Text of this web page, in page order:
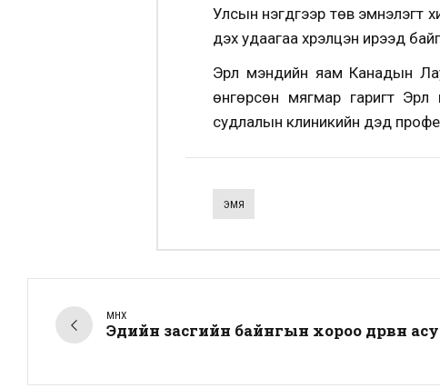
Улсын нэгдүгээр төв
дэх удаагаа хүрэлцэн ирээд
Эрүүл мэндийн яам Канадын
өнгөрсөн мягмар гаригт
судлалын клиникийн дэд
ЭМЯ
ӨМНӨХ
Эдийн засгийн байнгын хороо дөрвөн